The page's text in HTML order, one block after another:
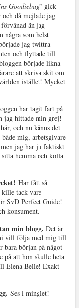
Goodiebag” gick
då mejlade jag
än jag
några som helst
jag twittra
och flyttade till
började likna
att skriva skit om
istället! Mycket
har tagit fart på
jag hittade min grej!
och nu känns det
mig, arbetsgivare
jag har ju faktiskt
hemma och kolla
Har fått så
tack vare
SvD Perfect Guide!
konsument.
min blogg. Det är
vill följa med mig till
bara början på något
på att hon skulle heta
Elena Belle! Exakt
Ses i minglet!